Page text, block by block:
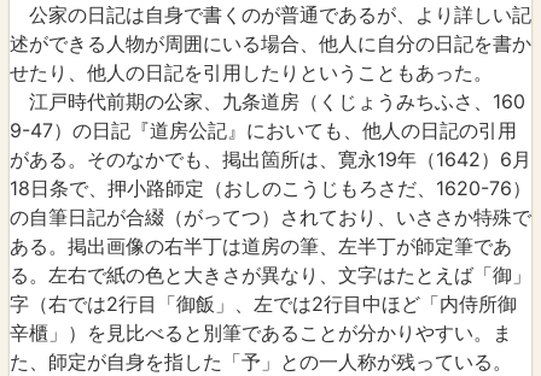
公家の日記は自身で書くのが普通であるが、より詳しい記
述ができる人物が周囲にいる場合、他人に自分の日記を書か
せたり、他人の日記を引用したりということもあった。
江戸時代前期の公家、九条道房（くじょうみちふさ、160
9-47）の日記『道房公記』においても、他人の日記の引用
がある。そのなかでも、掲出箇所は、寛永19年（1642）6月
18日条で、押小路師定（おしのこうじもろさだ、1620-76）
の自筆日記が合綴（がってつ）されており、いささか特殊で
ある。掲出画像の右半丁は道房の筆、左半丁が師定筆であ
る。左右で紙の色と大きさが異なり、文字はたとえば「御」
字（右では2行目「御飯」、左では2行目中ほど「内侍所御
辛櫃」）を見比べると別筆であることが分かりやすい。ま
た、師定が自身を指した「予」との一人称が残っている。